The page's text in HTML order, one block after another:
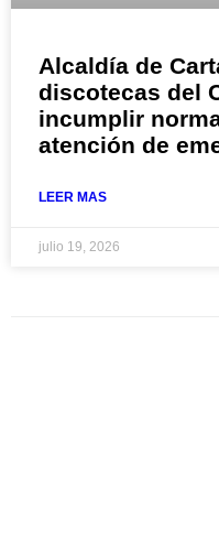
Alcaldía de
discotecas del
incumplir
atención de
LEER MAS
julio 19, 2026